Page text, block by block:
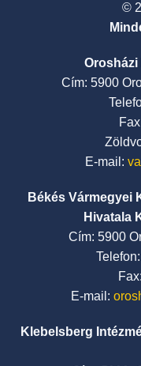
©
Orosházi
Cím: 5900
E-mail:
Békés Vármegyei
Hivatala
Cím: 5900
E-mail:
Klebelsberg